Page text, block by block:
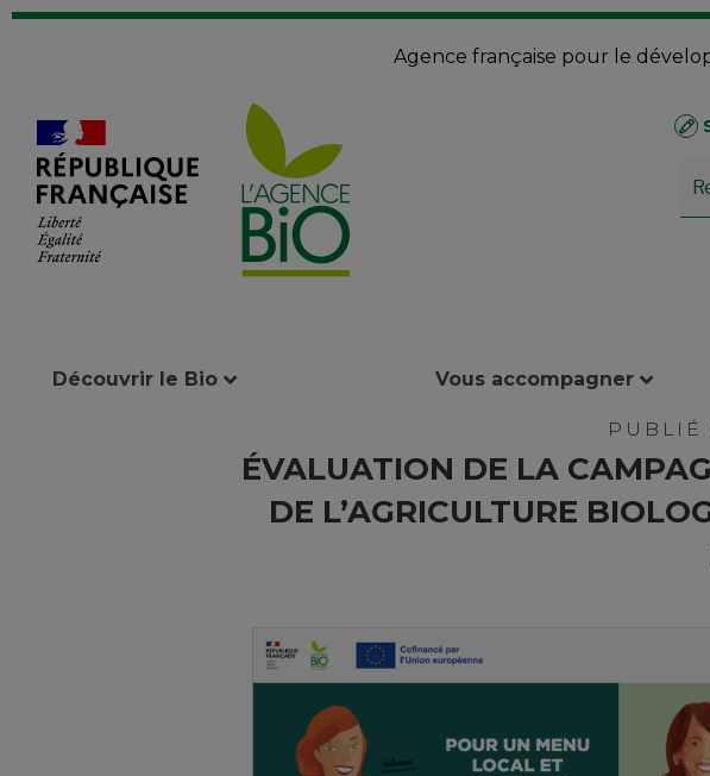
Agence française pour le
Découvrir le Bio Vous accompagner
PUBLIÉ
ÉVALUATION DE LA
DE L’AGRICULTURE